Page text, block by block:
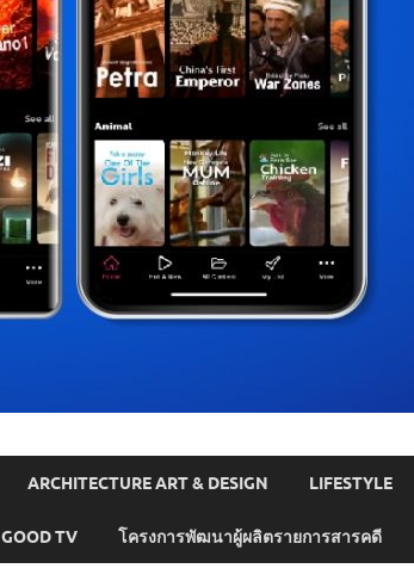
ARCHITECTURE ART & DESIGN LIFESTYLE
GOOD TV โครงการพัฒนาผู้ผลิตรายการสารคดี